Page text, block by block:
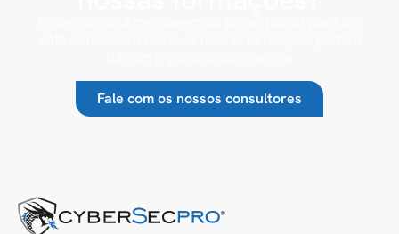
Fale com os nossos consultores